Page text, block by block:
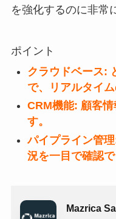
を強化するのに非常
ポイント
クラウドベース:
で、リアルタイ
CRM機能: 顧客
す。
パイプライン管
況を一目で確認で
Mazrica